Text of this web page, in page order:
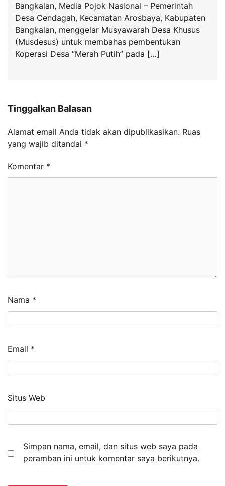
Bangkalan, Media Pojok Nasional – Pemerintah
Desa Cendagah, Kecamatan Arosbaya, Kabupaten
Bangkalan, menggelar Musyawarah Desa Khusus
(Musdesus) untuk membahas pembentukan
Koperasi Desa “Merah Putih” pada […]
Tinggalkan Balasan
Alamat email Anda tidak akan dipublikasikan. Ruas
yang wajib ditandai *
Komentar *
Nama *
Email *
Situs Web
Simpan nama, email, dan situs web saya pada
peramban ini untuk komentar saya berikutnya.